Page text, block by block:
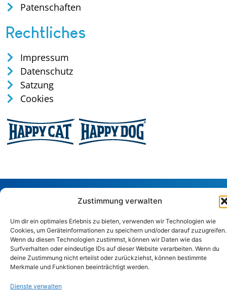
Zustimmung verwalten
Um dir ein optimales Erlebnis zu bieten, verwenden wir Technologien wie
Cookies, um Geräteinformationen zu speichern und/oder darauf zuzugreifen.
Wenn du diesen Technologien zustimmst, können wir Daten wie das
Surfverhalten oder eindeutige IDs auf dieser Website verarbeiten. Wenn du
deine Zustimmung nicht erteilst oder zurückziehst, können bestimmte
Merkmale und Funktionen beeinträchtigt werden.
Dienste verwalten
Patenschaften
Rechtliches
Impressum
Datenschutz
Satzung
Cookies
Copyright © 2024. Alle Rechte vorbehalten.
Tel: 0170 / 35 75 165
Sandstraße 29, 57586 Weitefeld